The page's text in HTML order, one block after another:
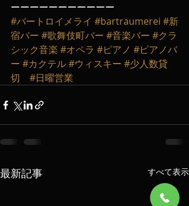
ーーーーーーーーーーー
#バートロイメライ #bartraumerei #新
宿バー #歌舞伎町バー #音楽バー #クラ
シック音楽 #オペラ #ピアノ #ピアノバ
ー #カクテル#ウィスキー #少人数貸
切
#日曜営業
最新記事 すべて表示